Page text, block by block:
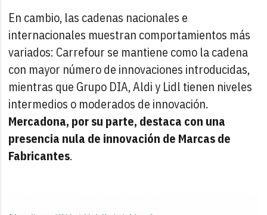
En cambio, las cadenas nacionales e
internacionales muestran comportamientos más
variados: Carrefour se mantiene como la cadena
con mayor número de innovaciones introducidas,
mientras que Grupo DIA, Aldi y Lidl tienen niveles
intermedios o moderados de innovación.
Mercadona, por su parte, destaca con una
presencia nula de innovación de Marcas de
Fabricantes.